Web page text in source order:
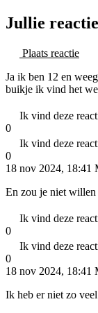
Jullie
Plaats reactie
Ja ik ben 12 en
buikje ik vind het
Ik vind deze
0
Ik vind deze
0
18 nov 2024, 18:41
En zou je niet willen
Ik vind deze
0
Ik vind deze
0
18 nov 2024, 18:41
Ik heb er niet zo